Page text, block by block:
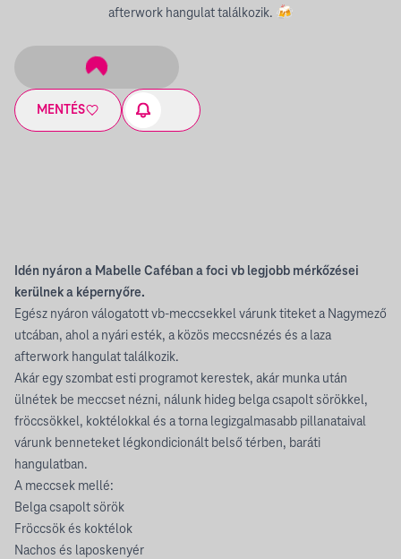
afterwork hangulat találkozik. 🍻
MENTÉS
Idén nyáron a Mabelle Caféban a foci vb legjobb mérkőzései
kerülnek a képernyőre.
Egész nyáron válogatott vb-meccsekkel várunk titeket a Nagymező
utcában, ahol a nyári esték, a közös meccsnézés és a laza
afterwork hangulat találkozik.
Akár egy szombat esti programot kerestek, akár munka után
ülnétek be meccset nézni, nálunk hideg belga csapolt sörökkel,
fröccsökkel, koktélokkal és a torna legizgalmasabb pillanataival
várunk benneteket légkondicionált belső térben, baráti
hangulatban.
A meccsek mellé:
Belga csapolt sörök
Fröccsök és koktélok
Nachos és laposkenyér